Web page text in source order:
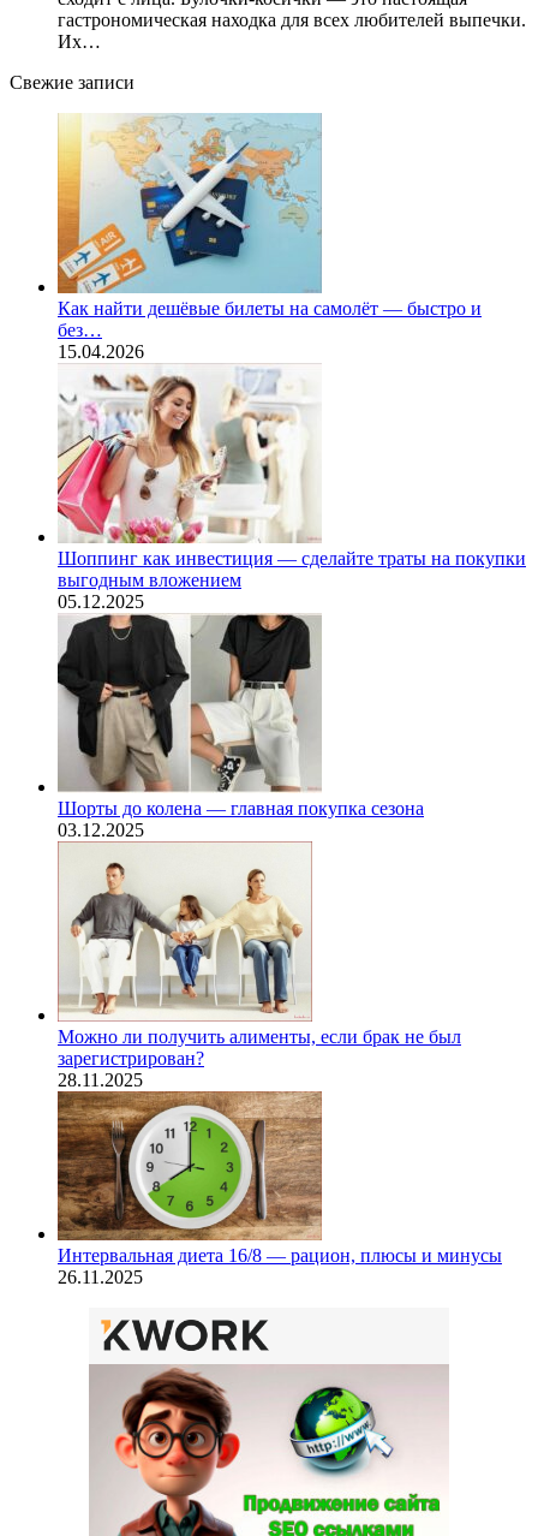
гастрономическая находка для всех любителей выпечки.
Их…
Свежие записи
Как найти дешёвые билеты на самолёт — быстро и
без…
15.04.2026
Шоппинг как инвестиция — сделайте траты на покупки
выгодным вложением
05.12.2025
Шорты до колена — главная покупка сезона
03.12.2025
Можно ли получить алименты, если брак не был
зарегистрирован?
28.11.2025
Интервальная диета 16/8 — рацион, плюсы и минусы
26.11.2025